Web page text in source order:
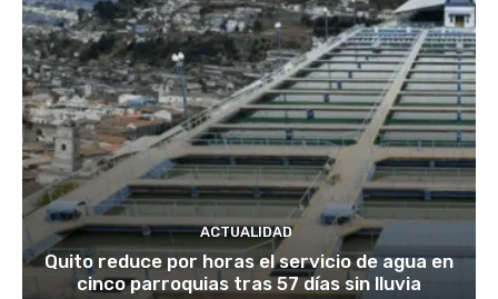
ACTUALIDAD
Quito reduce por horas el servicio de agua en
cinco parroquias tras 57 días sin lluvia